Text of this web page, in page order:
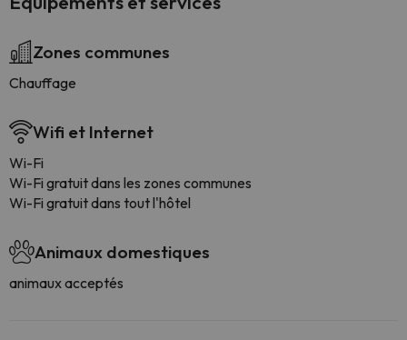
Zones communes
Chauffage
Wifi et Internet
Wi-Fi
Wi-Fi gratuit dans les zones communes
Wi-Fi gratuit dans tout l'hôtel
Animaux domestiques
animaux acceptés